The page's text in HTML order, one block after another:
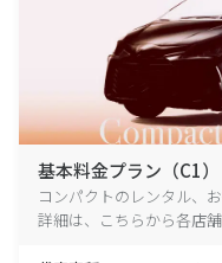
基本料金プラン（C1）
コンパクトのレンタル、
詳細は、こちらから各店